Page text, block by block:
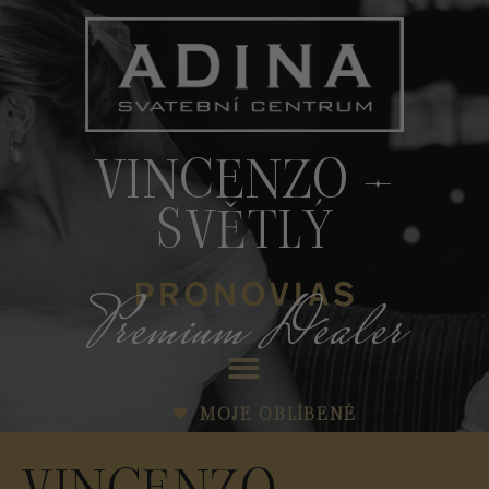
VINCENZO –
SVĚTLÝ
Premium Dealer
MOJE OBLÍBENÉ